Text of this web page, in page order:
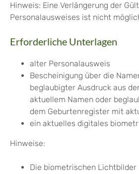
Hinweis: Eine Verlängerung der
Personalausweises ist nicht
Erforderliche Unterlagen
alter Personalausweis
Bescheinigung über die
beglaubigter Ausdruck aus
aktuellem Namen oder
dem Geburtenregister mit
ein aktuelles digitales
Hinweise:
Die biometrischen Lichtbilder